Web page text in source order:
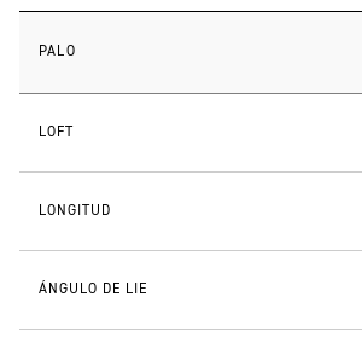
PALO
LOFT
LONGITUD
ÁNGULO DE LIE